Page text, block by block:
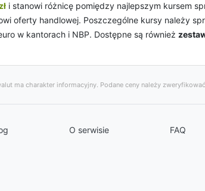
i stanowi różnicę pomiędzy najlepszym kursem
oferty handlowej. Poszczególne kursy należy
w kantorach i NBP. Dostępne są również
ma charakter informacyjny. Podane ceny należy
O serwisie FAQ